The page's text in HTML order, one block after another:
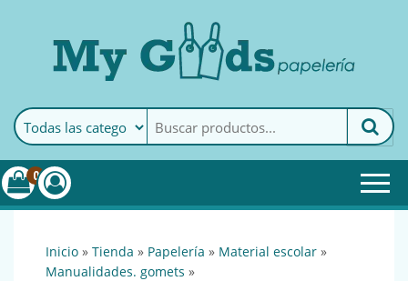
MyGoods · PapeleríaMy Goods es tu papelería
online de confianza. Podrás
encontrar todo lo necesario
0
inicio » tienda » papelería » material escolar »
manualidades. gomets »